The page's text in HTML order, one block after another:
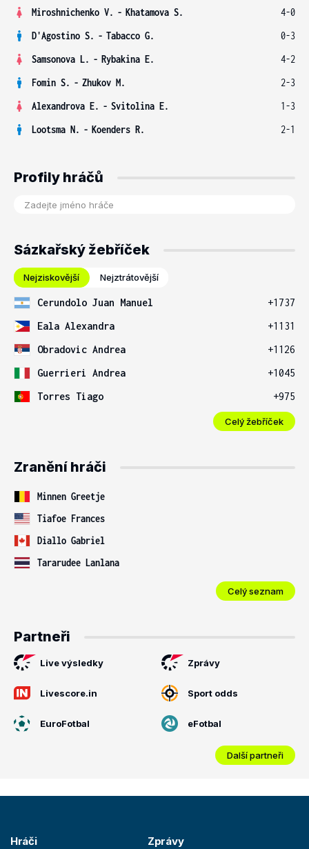
Miroshnichenko V. - Khatamova S.
4-0
D'Agostino S. - Tabacco G.
0-3
Samsonova L. - Rybakina E.
4-2
Fomin S. - Zhukov M.
2-3
Alexandrova E. - Svitolina E.
1-3
Lootsma N. - Koenders R. 2-1
Profily hráčů
Sázkařský žebříček
Nejziskovější Nejztrátovější
Cerundolo Juan Manuel
+1737
Eala Alexandra
+1131
Obradovic Andrea
+1126
Guerrieri Andrea
+1045
Torres Tiago
+975
Celý žebříček
Zranění hráči
Minnen Greetje
Tiafoe Frances
Diallo Gabriel
Tararudee Lanlana
Celý seznam
Partneři
Live výsledky Zprávy
Livescore.in Sport odds
EuroFotbal eFotbal
Další partneři
Hráči Zprávy